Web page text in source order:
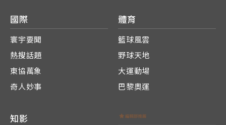
國際
寰宇要聞
熱搜話題
東協萬象
奇人妙事
體育
籃球風雲
野球天地
大運動場
巴黎奧運
知影